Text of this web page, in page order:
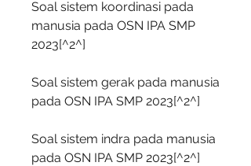
Soal sistem koordinasi pada
manusia pada OSN IPA SMP
2023[^2^]
Soal sistem gerak pada manusia
pada OSN IPA SMP 2023[^2^]
Soal sistem indra pada manusia
pada OSN IPA SMP 2023[^2^]